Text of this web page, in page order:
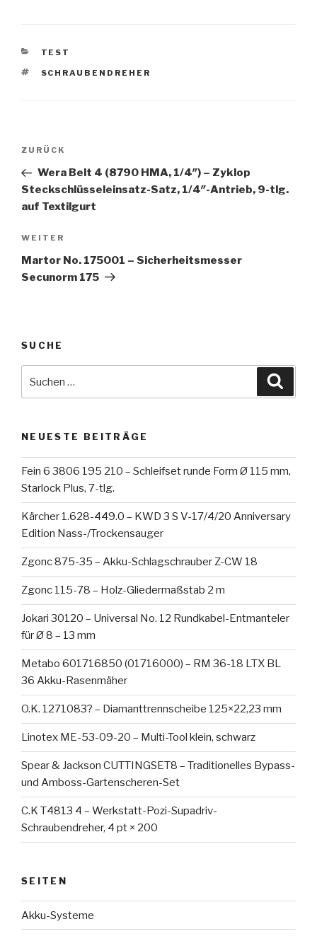
KATEGORIEN
TEST
SCHLAGWÖRTER
SCHRAUBENDREHER
Beitragsnavigation
Vorheriger
Beitrag
ZURÜCK
Wera Belt 4 (8790 HMA, 1/4″) – Zyklop
Steckschlüsseleinsatz-Satz, 1/4″-Antrieb, 9-tlg.
auf Textilgurt
Nächster
Beitrag
WEITER
Martor No. 175001 – Sicherheitsmesser
Secunorm 175
SUCHE
nach:
NEUESTE BEITRÄGE
Fein 6 3806 195 210 – Schleifset runde Form Ø 115 mm,
Starlock Plus, 7-tlg.
Kärcher 1.628-449.0 – KWD 3 S V-17/4/20 Anniversary
Edition Nass-/Trockensauger
Zgonc 875-35 – Akku-Schlagschrauber Z-CW 18
Zgonc 115-78 – Holz-Gliedermaßstab 2 m
Jokari 30120 – Universal No. 12 Rundkabel-Entmanteler
für Ø 8 – 13 mm
Metabo 601716850 (01716000) – RM 36-18 LTX BL
36 Akku-Rasenmäher
O.K. 1271083? – Diamanttrennscheibe 125×22,23 mm
Linotex ME-53-09-20 – Multi-Tool klein, schwarz
Spear & Jackson CUTTINGSET8 – Traditionelles Bypass-
und Amboss-Gartenscheren-Set
C.K T4813 4 – Werkstatt-Pozi-Supadriv-
Schraubendreher, 4 pt × 200
SEITEN
Akku-Systeme